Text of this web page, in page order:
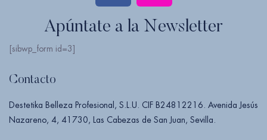
Apúntate a la Newsletter
[sibwp_form id=3]
Contacto
Destetika Belleza Profesional, S.L.U. CIF B24812216. Avenida Jesús
Nazareno, 4, 41730, Las Cabezas de San Juan, Sevilla.